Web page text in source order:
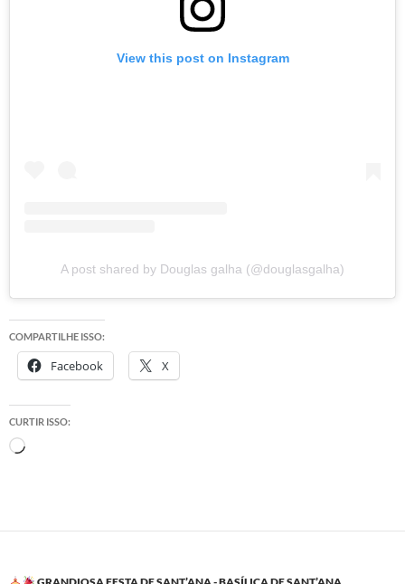
View this post on Instagram
A post shared by Douglas galha (@douglasgalha)
COMPARTILHE ISSO:
Facebook X
CURTIR ISSO:
Carregando...